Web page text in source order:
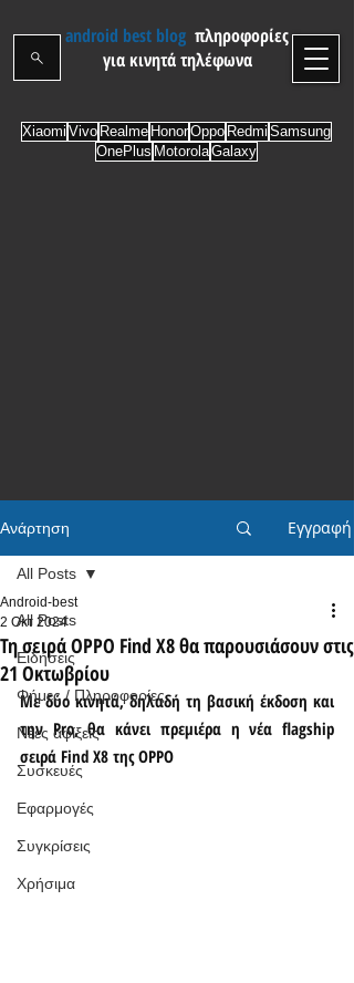
android best blog πληροφορίες
για κινητά τηλέφωνα
Xiaomi Vivo Realme HonorOppo Redmi Samsung
OnePlus MotorolaGalaxy
Ανάρτηση Εγγραφή
All Posts
Ειδήσεις
Φήμες / Πληροφορίες
Νέες αφίξεις
Συσκευές
Εφαρμογές
Συγκρίσεις
Χρήσιμα
All Posts
Τη σειρά OPPO Find X8 θα παρουσιάσουν στις
21 Οκτωβρίου
Android-best
2 Οκτ 2024
Με δύο κινητά, δηλαδή τη βασική έκδοση και
την Pro, θα κάνει πρεμιέρα η νέα flagship
σειρά Find X8 της OPPO